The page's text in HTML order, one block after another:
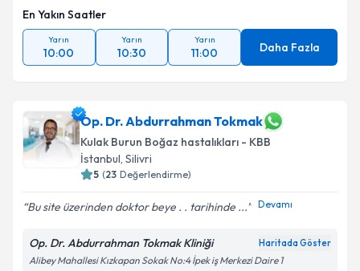
En Yakın Saatler
Yarın
10:00
Yarın
10:30
Yarın
11:00 Daha Fazla
Op. Dr. Abdurrahman Tokmak
Kulak Burun Boğaz hastalıkları - KBB
İstanbul, Silivri
5 (23 Değerlendirme)
Bu site üzerinden doktor beye . . tarihinde ... Devamı
Op. Dr. Abdurrahman Tokmak Kliniği Haritada Göster
Alibey Mahallesi Kızkapan Sokak No:4 İpek iş Merkezi Daire 1